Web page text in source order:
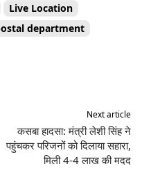
Live Location
department
Next article
कसबा हादसा: मंत्री लेशी सिंह ने
पहुंचकर परिजनों को दिलाया सहारा,
मिली 4-4 लाख की मदद